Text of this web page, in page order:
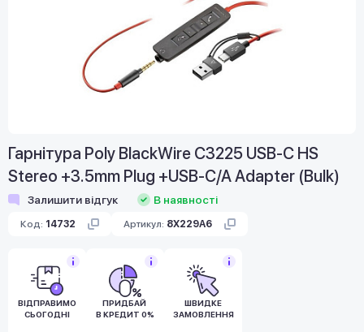
Гарнітура Poly BlackWire C3225 USB-C HS
Stereo +3.5mm Plug +USB-C/A Adapter (Bulk)
Залишити відгук В наявності
Код: 14732 Артикул: 8X229A6
ВІДПРАВИМО
СЬОГОДНІ
ПРИДБАЙ
В КРЕДИТ 0%
ШВИДКЕ
ЗАМОВЛЕННЯ